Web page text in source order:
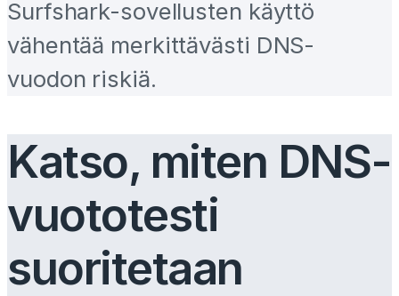
Surfshark-sovellusten käyttö
vähentää merkittävästi DNS-
vuodon riskiä.
Katso, miten DNS-
vuototesti
suoritetaan